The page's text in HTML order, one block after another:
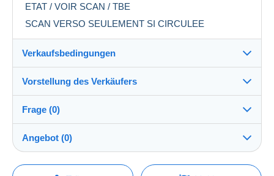
ETAT / VOIR SCAN / TBE
SCAN VERSO SEULEMENT SI CIRCULEE
Verkaufsbedingungen
Versand nach:
Die Liste der Länder einsehen
Versand:
Vorkasse
Zu Lasten des Käufers
Vorstellung des Verkäufers
lucas1378100%(69188x)
PRO
Shop
Frage (0)
Angebot (0)
Der Verkauf wird um eine Minute verlängert, wenn